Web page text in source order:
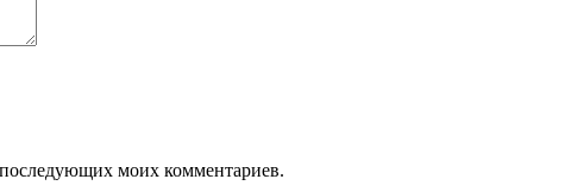
последующих моих комментариев.